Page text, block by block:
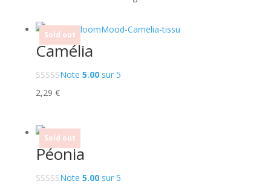
Sold out
Camélia
Note 5.00sur 5
2,29 €
Sold out
Péonia
Note 5.00sur 5